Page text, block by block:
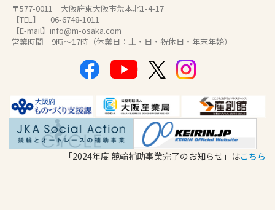
〒577-0011 大阪府東大阪市荒本北1-4-17
【TEL】 06-6748-1011
【E-mail】info@m-osaka.com
営業時間 9時～17時（休業日：土・日・祝休日・年末年始）
「2024年度 競輪補助事業完了のお知らせ」はこちら